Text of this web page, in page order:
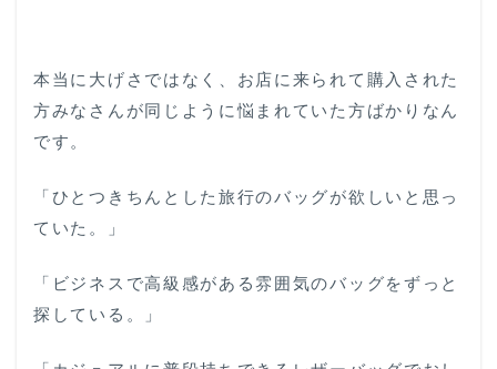
本当に大げさではなく、お店に来られて購入された
方みなさんが同じように悩まれていた方ばかりなん
です。
「ひとつきちんとした旅行のバッグが欲しいと思っ
ていた。」
「ビジネスで高級感がある雰囲気のバッグをずっと
探している。」